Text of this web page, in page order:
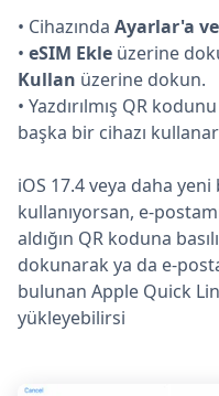
• Cihazında Ayarlar'a
• eSIM Ekle üzerine
Kullan üzerine dokun.
• Yazdırılmış QR
başka bir cihazı
iOS 17.4 veya daha
kullanıyorsan, e-
aldığın QR koduna
dokunarak ya da e-
bulunan Apple Quick
yükleyebilirsi